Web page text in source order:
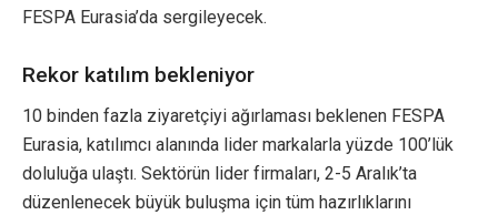
FESPA Eurasia’da sergileyecek.
Rekor katılım bekleniyor
10 binden fazla ziyaretçiyi ağırlaması beklenen FESPA
Eurasia, katılımcı alanında lider markalarla yüzde 100’lük
doluluğa ulaştı. Sektörün lider firmaları, 2-5 Aralık’ta
düzenlenecek büyük buluşma için tüm hazırlıklarını